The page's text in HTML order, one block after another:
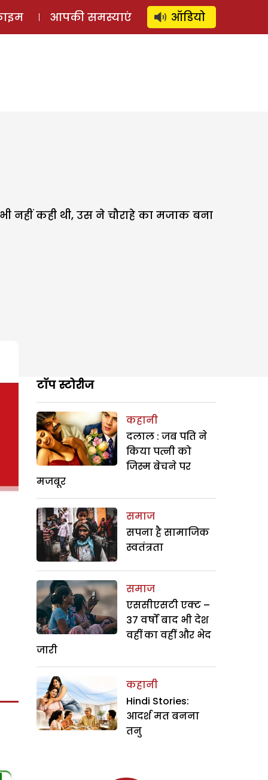
लॉग इन ⚲ SUBSCRIBE
आपकी समस्याएं ऑडियो
नहीं कही थी, उस ने चौराहे का मजाक बना
टॉप स्टोरीज
कहानी
दलाल : जब पति ने
किया पत्नी को
जिस्म बेचने पर
मजबूर
समाज
सपना है सामाजिक
स्वतंत्रता
समाज
एससीएसटी एक्ट –
37 वर्षों बाद भी देश
वहीं का वहीं और भेद
जारी
कहानी
Hindi Stories:
आदर्श मत बनना
तनु